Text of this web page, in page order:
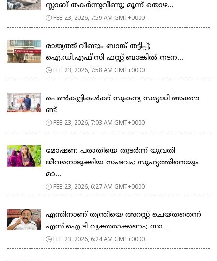
സ്ലാബ് തകർന്നുവീണു; മൂന്ന് തൊഴ...
FEB 23, 2026, 7:59 AM GMT+0000
രാജ്യത്ത് വീണ്ടും ബാങ്ക് തട്ടിപ്പ്;
ഐ.ഡി.എഫ്.സി ഫസ്റ്റ് ബാങ്കിൽ നടന...
FEB 23, 2026, 7:58 AM GMT+0000
പെ​ൺ​കു​ട്ടി​ക​ൾ​ക്ക് സു​ക​ന്യ സ​മൃ​ദ്ധി അ​ക്കൗ​
ണ്ട്
FEB 23, 2026, 7:03 AM GMT+0000
മോഷണ പരാതിയെ തുടര്‍ന്ന് യുവതി
ജീവനൊടുക്കിയ സംഭവം; സുഹൃത്തിനെയും
മാ...
FEB 23, 2026, 6:27 AM GMT+0000
എന്തിനാണ് തന്ത്രിയെ അറസ്റ്റ് ചെയ്തതെന്ന്
എസ്.ഐ.ടി വ്യക്തമാക്കണം; സാ...
FEB 23, 2026, 6:24 AM GMT+0000